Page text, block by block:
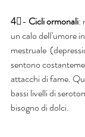
4⃣- Cicli ormonali:
un calo dell’umore
mestruale
sentono
attacchi di fame.
bassi livelli di
bisogno di dolci.